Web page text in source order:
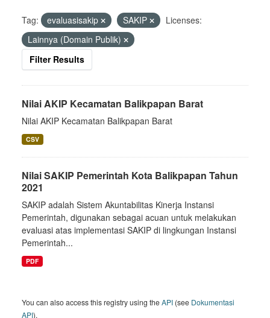
Tag: evaluasisakip SAKIP
Licenses:
Lainnya (Domain Publik)
Filter Results
Nilai AKIP Kecamatan Balikpapan Barat
Nilai AKIP Kecamatan Balikpapan Barat
CSV
Nilai SAKIP Pemerintah Kota Balikpapan Tahun
2021
SAKIP adalah Sistem Akuntabilitas Kinerja Instansi
Pemerintah, digunakan sebagai acuan untuk melakukan
evaluasi atas implementasi SAKIP di lingkungan Instansi
Pemerintah...
PDF
You can also access this registry using theAPI (see Dokumentasi
API).